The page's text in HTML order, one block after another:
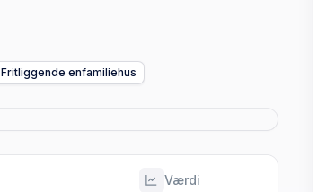
Fritliggende enfamiliehus
Værdi